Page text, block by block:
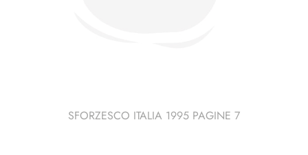
SFORZESCO ITALIA 1995 PAGINE 7